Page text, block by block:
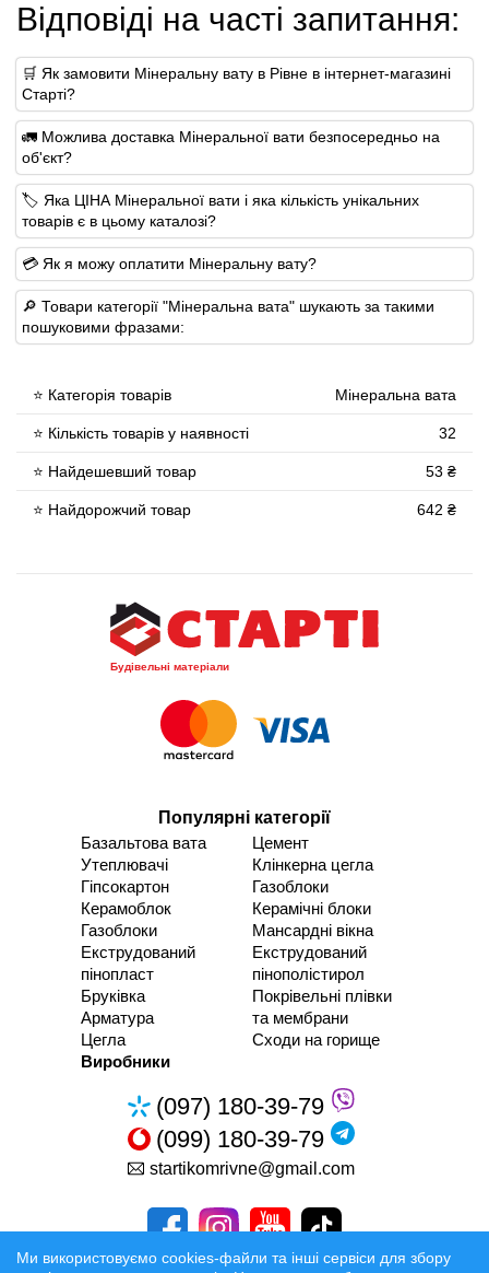
Відповіді на часті запитання:
🛒 Як замовити Мінеральну вату в Рівне в інтернет-магазині
Старті?
🚛 Можлива доставка Мінеральної вати безпосередньо на
об'єкт?
🏷 Яка ЦІНА Мінеральної вати і яка кількість унікальних
товарів є в цьому каталозі?
💳 Як я можу оплатити Мінеральну вату?
🔎 Товари категорії "Мінеральна вата" шукають за такими
пошуковими фразами:
⭐ Категорія товарів Мінеральна вата
⭐ Кількість товарів у наявності 32
⭐ Найдешевший товар 53 ₴
⭐ Найдорожчий товар 642 ₴
Будівельні матеріали
Популярні категорії
Базальтова вата
Утеплювачі
Гіпсокартон
Керамоблок
Газоблоки
Екструдований
пінопласт
Бруківка
Арматура
Цегла
Цемент
Клінкерна цегла
Газоблоки
Керамічні блоки
Мансардні вікна
Екструдований
пінополістирол
Покрівельні плівки
та мембрани
Сходи на горище
Виробники
(097) 180-39-79
(099) 180-39-79
startikomrivne@gmail.com
Ми використовуємо cookies-файли та інші сервіси для збору